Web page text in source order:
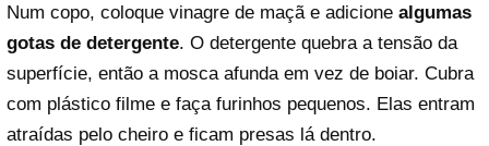
Num copo, coloque vinagre de maçã e adicione algumas
gotas de detergente. O detergente quebra a tensão da
superfície, então a mosca afunda em vez de boiar. Cubra
com plástico filme e faça furinhos pequenos. Elas entram
atraídas pelo cheiro e ficam presas lá dentro.